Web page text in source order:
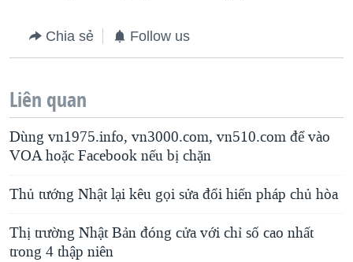
Chia sẻ Follow us
Liên quan
Dùng vn1975.info, vn3000.com, vn510.com để vào
VOA hoặc Facebook nếu bị chặn
Thủ tướng Nhật lại kêu gọi sửa đổi hiến pháp chủ hòa
Thị trường Nhật Bản đóng cửa với chỉ số cao nhất
trong 4 thập niên